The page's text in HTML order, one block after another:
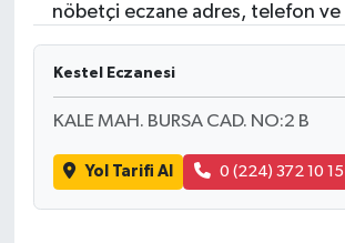
nöbetçi eczane adres, telefon ve
Kestel Eczanesi
KALE MAH. BURSA CAD. NO:2 B
Yol Tarifi Al 0 (224) 372 10 15